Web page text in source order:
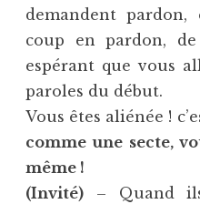
demandent
coup en pardon,
espérant que vous
paroles du début.
Vous êtes aliénée !
comme une secte,
même !
(Invité) – Quand